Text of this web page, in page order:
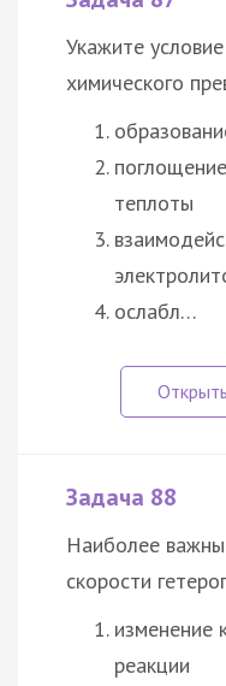
Укажите
химического
теплоты
ослабл…
Задача 88
Наиболее
скорости
изменение
реакции